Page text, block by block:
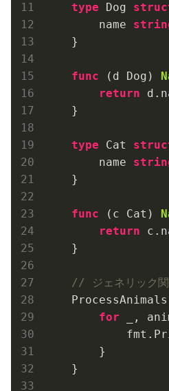
type Dog
        name
    }
func (d Dog)
return
    }
type Cat
        name
    }
func (c Cat)
return
    }
// ジェネリック
for _,
        }
    }